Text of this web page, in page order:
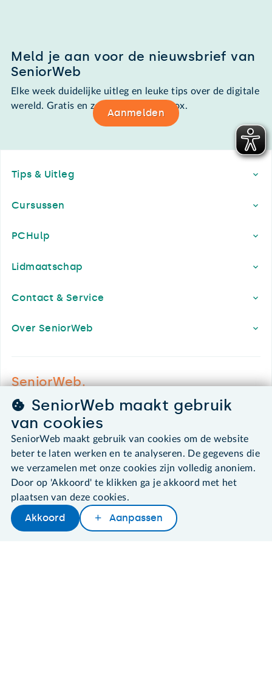
Meld je aan voor de nieuwsbrief van
SeniorWeb
Elke week duidelijke uitleg en leuke tips over de digitale
wereld. Gratis en zomaar in de mailbox.
Aanmelden
Tips & Uitleg
Cursussen
PCHulp
Lidmaatschap
Contact & Service
Over SeniorWeb
SeniorWeb.
De computerhulp voor u.
030 - 276 99 65
leden@seniorweb.nl
©2026 SeniorWeb
Algemene voorwaarden
SeniorWeb maakt gebruik
van cookies
SeniorWeb maakt gebruik van cookies om de website
beter te laten werken en te analyseren. De gegevens die
we verzamelen met onze cookies zijn volledig anoniem.
Door op 'Akkoord' te klikken ga je akkoord met het
plaatsen van deze cookies.
Akkoord Aanpassen